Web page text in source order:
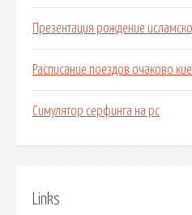
Презентация рождение
Расписание поездов очаково
Симулятор серфинга на pc
Links